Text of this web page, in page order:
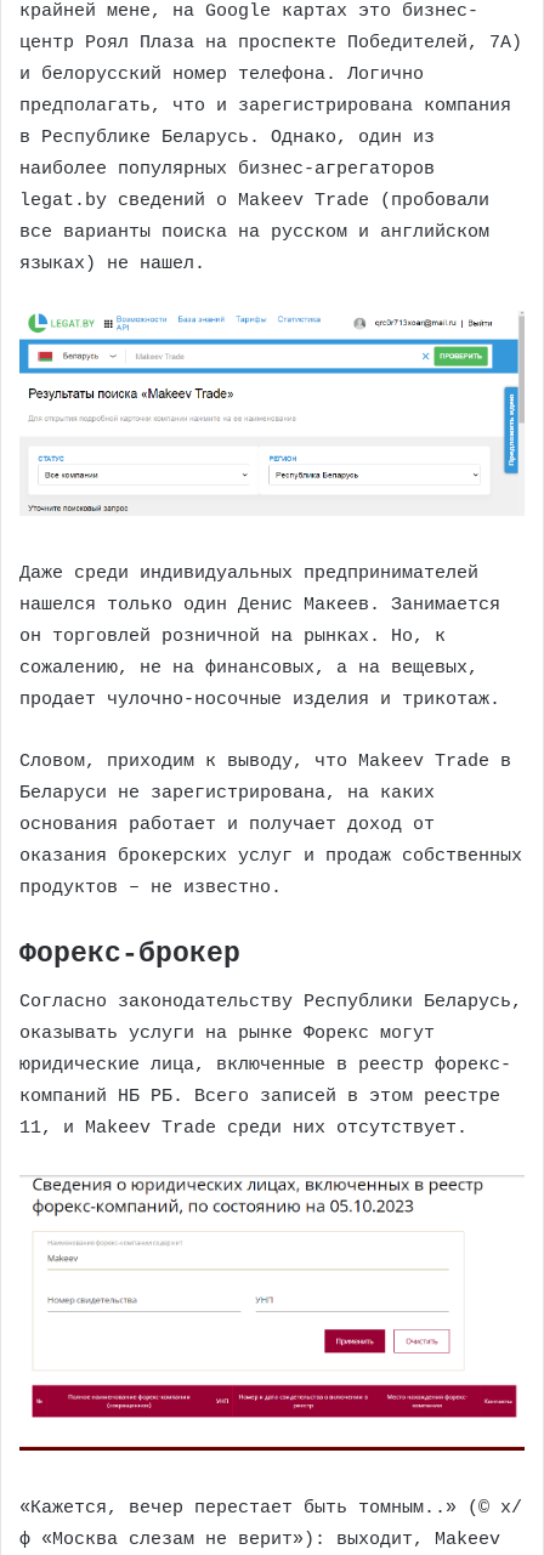
крайней мене, на Google картах это бизнес-
центр Роял Плаза на проспекте Победителей, 7А)
и белорусский номер телефона. Логично
предполагать, что и зарегистрирована компания
в Республике Беларусь. Однако, один из
наиболее популярных бизнес-агрегаторов
legat.by сведений о Makeev Trade (пробовали
все варианты поиска на русском и английском
языках) не нашел.
Даже среди индивидуальных предпринимателей
нашелся только один Денис Макеев. Занимается
он торговлей розничной на рынках. Но, к
сожалению, не на финансовых, а на вещевых,
продает чулочно-носочные изделия и трикотаж.
Словом, приходим к выводу, что Makeev Trade в
Беларуси не зарегистрирована, на каких
основания работает и получает доход от
оказания брокерских услуг и продаж собственных
продуктов – не известно.
Форекс-брокер
Согласно законодательству Республики Беларусь,
оказывать услуги на рынке Форекс могут
юридические лица, включенные в реестр форекс-
компаний НБ РБ. Всего записей в этом реестре
11, и Makeev Trade среди них отсутствует.
«Кажется, вечер перестает быть томным..» (© х/
ф «Москва слезам не верит»): выходит, Makeev